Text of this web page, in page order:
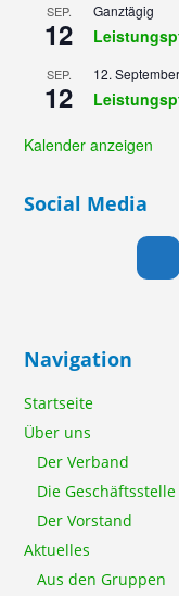
SEP.
12
Ganztägig
SEP.
12
12. September
Kalender anzeigen
Social Media
Navigation
Startseite
Über uns
Der Verband
Die Geschäftsstelle
Der Vorstand
Aktuelles
Aus den Gruppen